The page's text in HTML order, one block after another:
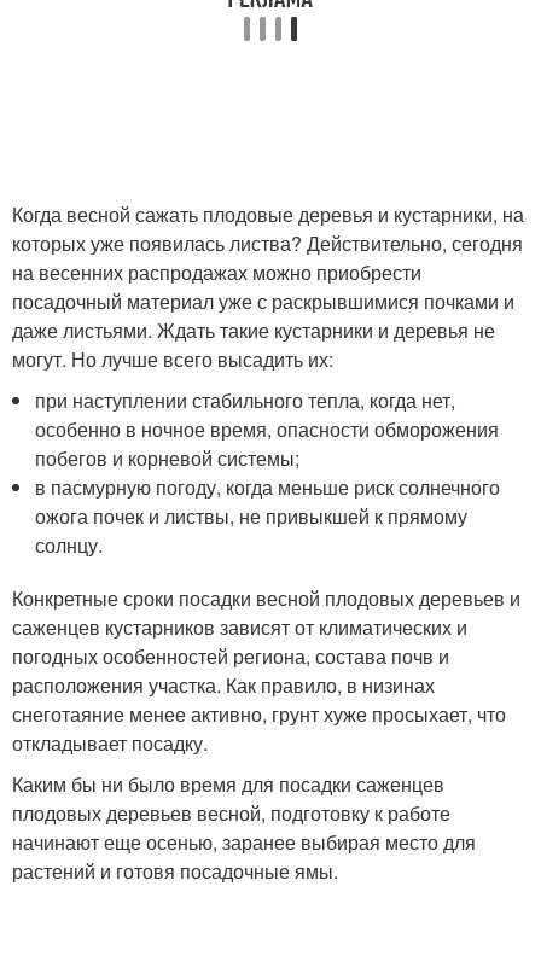
Когда весной сажать плодовые деревья и кустарники, на
которых уже появилась листва? Действительно, сегодня
на весенних распродажах можно приобрести
посадочный материал уже с раскрывшимися почками и
даже листьями. Ждать такие кустарники и деревья не
могут. Но лучше всего высадить их:
при наступлении стабильного тепла, когда нет,
особенно в ночное время, опасности обморожения
побегов и корневой системы;
в пасмурную погоду, когда меньше риск солнечного
ожога почек и листвы, не привыкшей к прямому
солнцу.
Конкретные сроки посадки весной плодовых деревьев и
саженцев кустарников зависят от климатических и
погодных особенностей региона, состава почв и
расположения участка. Как правило, в низинах
снеготаяние менее активно, грунт хуже просыхает, что
откладывает посадку.
Каким бы ни было время для посадки саженцев
плодовых деревьев весной, подготовку к работе
начинают еще осенью, заранее выбирая место для
растений и готовя посадочные ямы.